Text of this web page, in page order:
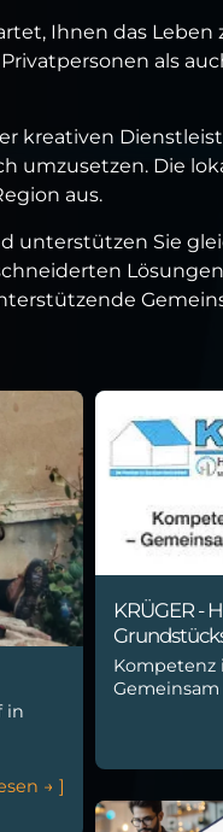
Ihnen das Leben
als
kreativen
umzusetzen. Die
aus.
unterstützen Sie
in
sen → ]
KRÜGER -
Kompetenz